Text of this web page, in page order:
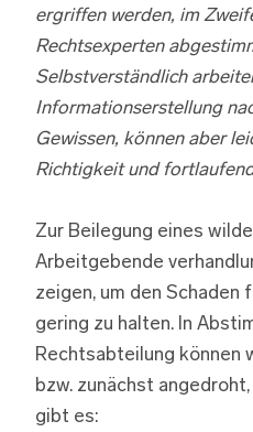
ergriffen werden, im
Rechtsexperten
Selbstverständlich
Informationserstellung
Gewissen, können aber
Richtigkeit und
Zur Beilegung eines
Arbeitgebende
zeigen, um den
gering zu halten. In
Rechtsabteilung können
bzw. zunächst
gibt es: